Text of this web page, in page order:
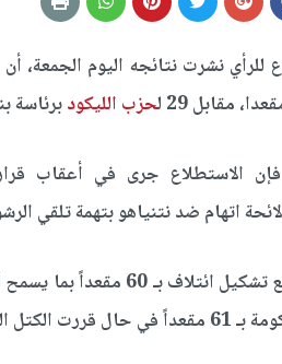
للرأي نشرت نتائجه اليوم
حزب الليكودبرئاسة
الاستطلاع جرى في أعقاب قرار
اتهام ضد نتنياهو بتهمة تلقي
ووفقا للاستطلاع، فإن نتنياهو لن
ائتلافه.